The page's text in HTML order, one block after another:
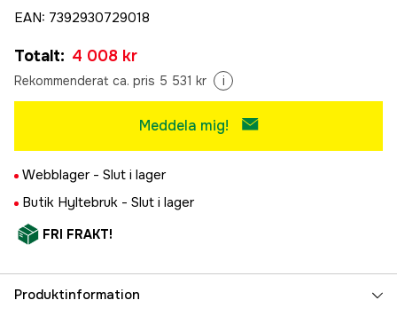
EAN: 7392930729018
Totalt: 4 008 kr
Rekommenderat ca. pris 5 531 kr i
Meddela mig!
Webblager - Slut i lager
Butik Hyltebruk - Slut i lager
FRI FRAKT!
Produktinformation